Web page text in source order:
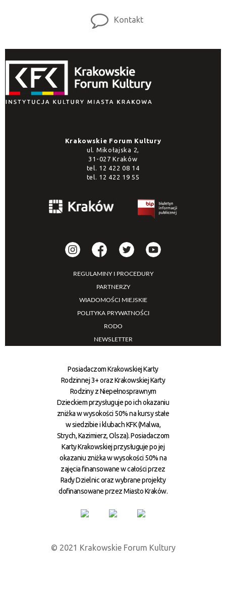
Kontakt
Krakowskie Forum Kultury
ul. Mikołajska 2,
31-027 Kraków
tel. 12 422 08 14
tel. 12 422 19 55
REGULAMINY I PROCEDURY
PARTNERZY
WIADOMOŚCI MIEJSKIE
POLITYKA PRYWATNOŚCI
RODO
NEWSLETTER
Posiadaczom Krakowskiej Karty
Rodzinnej 3+ oraz Krakowskiej Karty
Rodziny z Niepełnosprawnym
Dzieckiem przysługuje po ich okazaniu
zniżka w wysokości 50% na kursy stałe
w siedzibie i klubach KFK (Malwa,
Strych, Kazimierz, Olsza). Posiadaczom
Karty Krakowskiej przysługuje po jej
okazaniu zniżka w wysokości 50% na
zajęcia finansowane w całości przez
Rady Dzielnic oraz wybrane projekty
dofinansowane przez Miasto Kraków.
© 2021 Krakowskie Forum Kultury